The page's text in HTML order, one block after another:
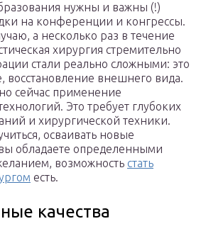
нужны и важны (!)
на конференции и конгрессы.
а несколько раз в течение
хирургия стремительно
стали реально сложными: это
восстановление внешнего вида.
сейчас применение
Это требует глубоких
и хирургической техники.
осваивать новые
обладаете определенными
возможность стать
есть.
качества